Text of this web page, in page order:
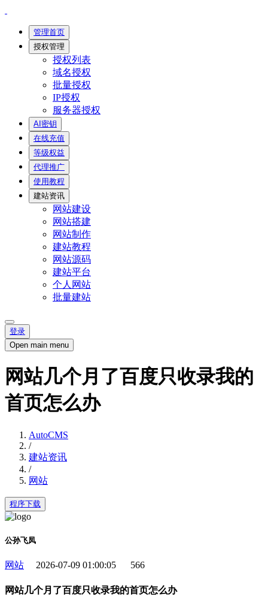
管理首页
授权管理
授权列表
域名授权
批量授权
IP授权
服务器授权
AI密钥
在线充值
等级权益
代理推广
使用教程
建站资讯
网站建设
网站搭建
网站制作
建站教程
网站源码
建站平台
个人网站
批量建站
登录
Open main menu
网站几个月了百度只收录我的
首页怎么办
AutoCMS
/
建站资讯
/
网站
程序下载
公孙飞凤
网站 2026-07-09 01:00:05 566
网站几个月了百度只收录我的首页怎么办